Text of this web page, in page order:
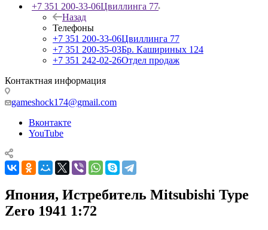
+7 351 200-33-06Цвиллинга 77
Назад
Телефоны
+7 351 200-33-06Цвиллинга 77
+7 351 200-35-03Бр. Кашириных 124
+7 351 242-02-26Отдел продаж
Контактная информация
gameshock174@gmail.com
Вконтакте
YouTube
Япония, Истребитель Mitsubishi Type
Zero 1941 1:72